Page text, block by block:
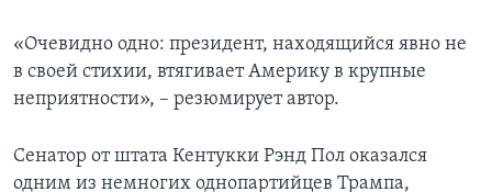
«Очевидно одно: президент, находящийся явно не
в своей стихии, втягивает Америку в крупные
неприятности», – резюмирует автор.
Сенатор от штата Кентукки Рэнд Пол оказался
одним из немногих однопартийцев Трампа,